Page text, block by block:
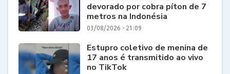
devorado por cobra píton de 7
metros na Indonésia
03/08/2026 - 21:09
Estupro coletivo de menina de
17 anos é transmitido ao vivo
no TikTok